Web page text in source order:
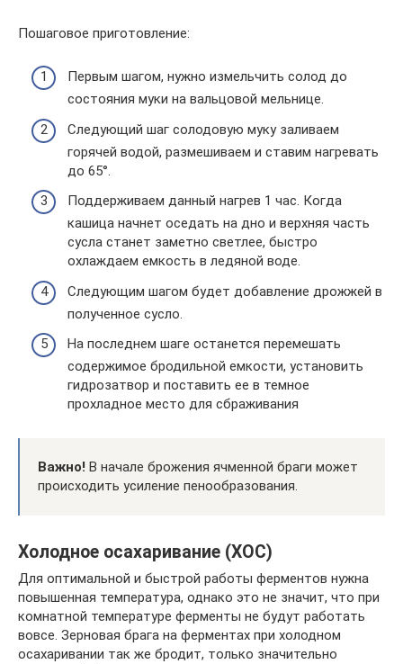
Пошаговое приготовление:
Первым шагом, нужно измельчить солод до
состояния муки на вальцовой мельнице.
Следующий шаг солодовую муку заливаем
горячей водой, размешиваем и ставим нагревать
до 65°.
Поддерживаем данный нагрев 1 час. Когда
кашица начнет оседать на дно и верхняя часть
сусла станет заметно светлее, быстро
охлаждаем емкость в ледяной воде.
Следующим шагом будет добавление дрожжей в
полученное сусло.
На последнем шаге останется перемешать
содержимое бродильной емкости, установить
гидрозатвор и поставить ее в темное
прохладное место для сбраживания
Важно! В начале брожения ячменной браги может
происходить усиление пенообразования.
Холодное осахаривание (ХОС)
Для оптимальной и быстрой работы ферментов нужна
повышенная температура, однако это не значит, что при
комнатной температуре ферменты не будут работать
вовсе. Зерновая брага на ферментах при холодном
осахаривании так же бродит, только значительно